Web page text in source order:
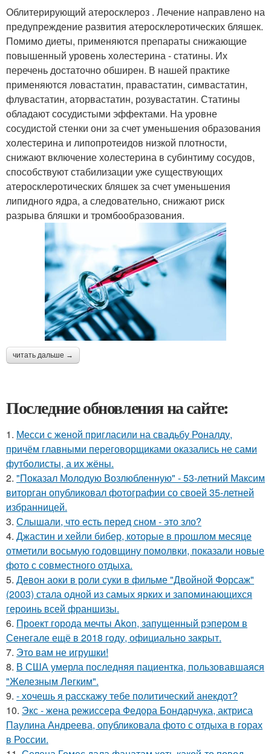
Облитерирующий атеросклероз . Лечение направлено на
предупреждение развития атеросклеротических бляшек.
Помимо диеты, применяются препараты снижающие
повышенный уровень холестерина - статины. Их
перечень достаточно обширен. В нашей практике
применяются ловастатин, правастатин, симвастатин,
флувастатин, аторвастатин, розувастатин. Статины
обладают сосудистыми эффектами. На уровне
сосудистой стенки они за счет уменьшения образования
холестерина и липопротеидов низкой плотности,
снижают включение холестерина в субинтиму сосудов,
способствуют стабилизации уже существующих
атеросклеротических бляшек за счет уменьшения
липидного ядра, а следовательно, снижают риск
разрыва бляшки и тромбообразования.
читать дальше →
Последние обновления на сайте:
1. Месси с женой пригласили на свадьбу Роналду,
причём главными переговорщиками оказались не сами
футболисты, а их жёны.
2. "Показал Молодую Возлюбленную" - 53-летний Максим
виторган опубликовал фотографии со своей 35-летней
избранницей.
3. Слышали, что есть перед сном - это зло?
4. Джастин и хейли бибер, которые в прошлом месяце
отметили восьмую годовщину помолвки, показали новые
фото с совместного отдыха.
5. Девон аоки в роли суки в фильме "Двойной Форсаж"
(2003) стала одной из самых ярких и запоминающихся
героинь всей франшизы.
6. Проект города мечты Akon, запущенный рэпером в
Сенегале ещё в 2018 году, официально закрыт.
7. Это вам не игрушки!
8. В США умерла последняя пациентка, пользовавшаяся
"Железным Легким".
9. - хочешь я расскажу тебе политический анекдот?
10. Экс - жена режиссера Федора Бондарчука, актриса
Паулина Андреева, опубликовала фото с отдыха в горах
в России.